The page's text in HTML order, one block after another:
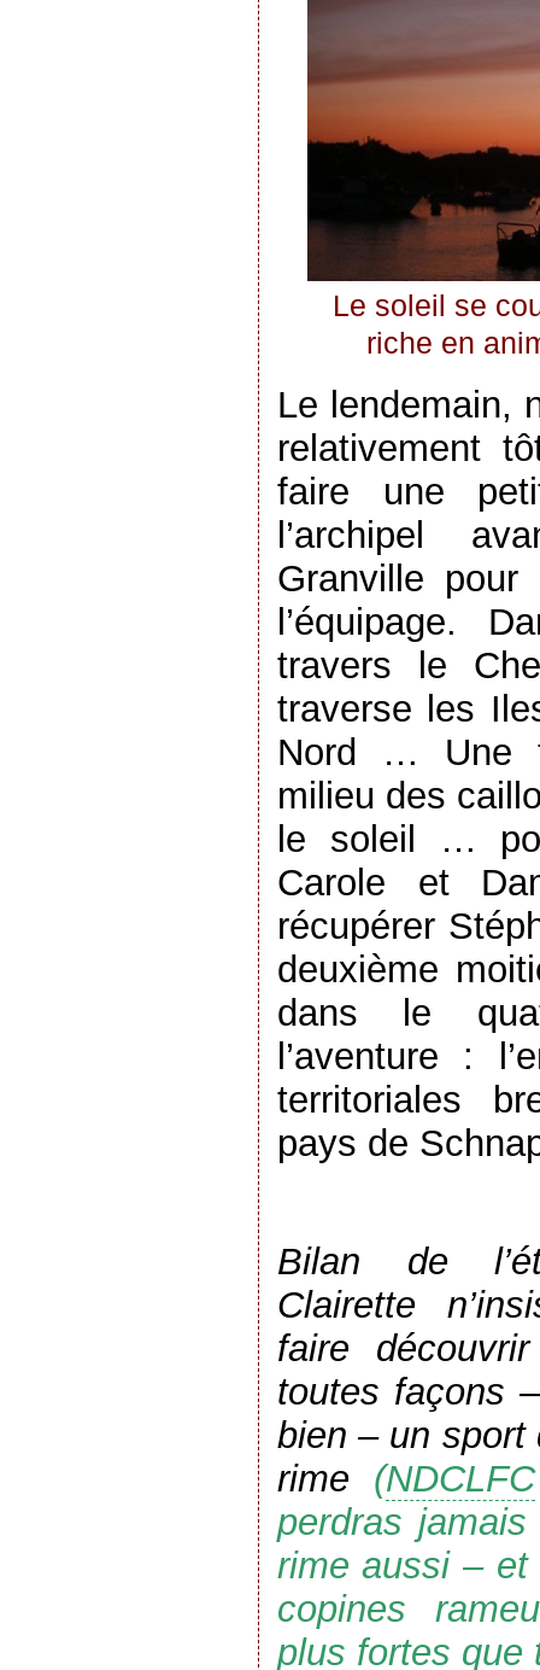
Le soleil se
riche en
Le lendemain,
relativement
faire une
l’archipel
Granville
l’équipage.
travers le
traverse les
Nord … Une
milieu des
le soleil …
Carole et
récupérer
deuxième
dans le
l’aventure :
territoriales
pays de
Bilan de
Clairette
faire
toutes façons
bien – un
rime (NDCLFC
perdras
rime aussi –
copines
plus fortes que